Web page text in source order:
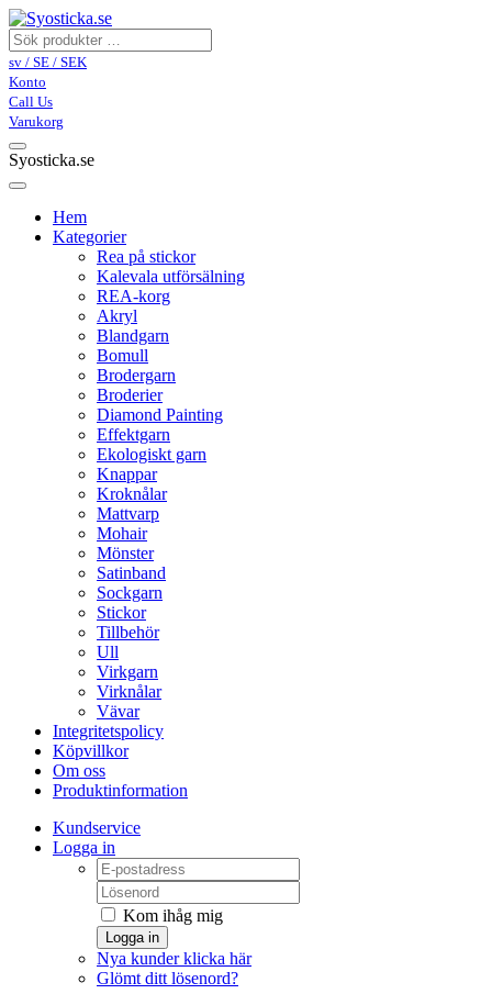
sv / SE / SEK
Konto
Call Us
Varukorg
Syosticka.se
Hem
Kategorier
Rea på stickor
Kalevala utförsälning
REA-korg
Akryl
Blandgarn
Bomull
Brodergarn
Broderier
Diamond Painting
Effektgarn
Ekologiskt garn
Knappar
Kroknålar
Mattvarp
Mohair
Mönster
Satinband
Sockgarn
Stickor
Tillbehör
Ull
Virkgarn
Virknålar
Vävar
Integritetspolicy
Köpvillkor
Om oss
Produktinformation
Kundservice
Logga in
Kom ihåg mig
Logga in
Nya kunder klicka här
Glömt ditt lösenord?